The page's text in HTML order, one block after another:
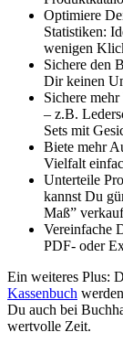
Optimiere
Statistiken:
wenigen
Sichere den
Dir keinen
Sichere
– z.B.
Sets mit
Biete mehr
Vielfalt
Unterteile
kannst Du
Maß”
Vereinfache
PDF- oder
Ein weiteres Plus:
Kassenbuch
Du auch bei
wertvolle Zeit.